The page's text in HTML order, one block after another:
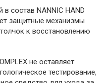
состав NANNIC HAND
защитные механизмы
к восстановлению
не оставляет
тестирование,